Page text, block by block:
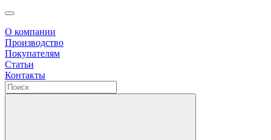
О компании
Производство
Покупателям
Статьи
Контакты